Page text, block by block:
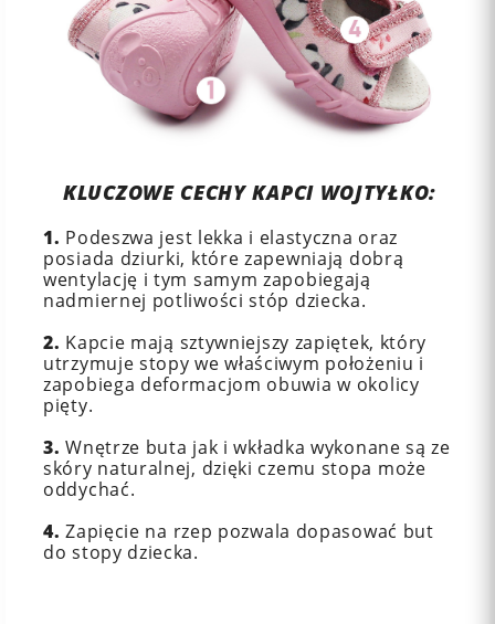
KLUCZOWE CECHY KAPCI WOJTYŁKO:
1. Podeszwa jest lekka i elastyczna oraz
posiada dziurki, które zapewniają dobrą
wentylację i tym samym zapobiegają
nadmiernej potliwości stóp dziecka.
2. Kapcie mają sztywniejszy zapiętek, który
utrzymuje stopy we właściwym położeniu i
zapobiega deformacjom obuwia w okolicy
pięty.
3.Wnętrze buta jak i wkładka wykonane są ze
skóry naturalnej, dzięki czemu stopa może
oddychać.
4. Zapięcie na rzep pozwala dopasować but
do stopy dziecka.